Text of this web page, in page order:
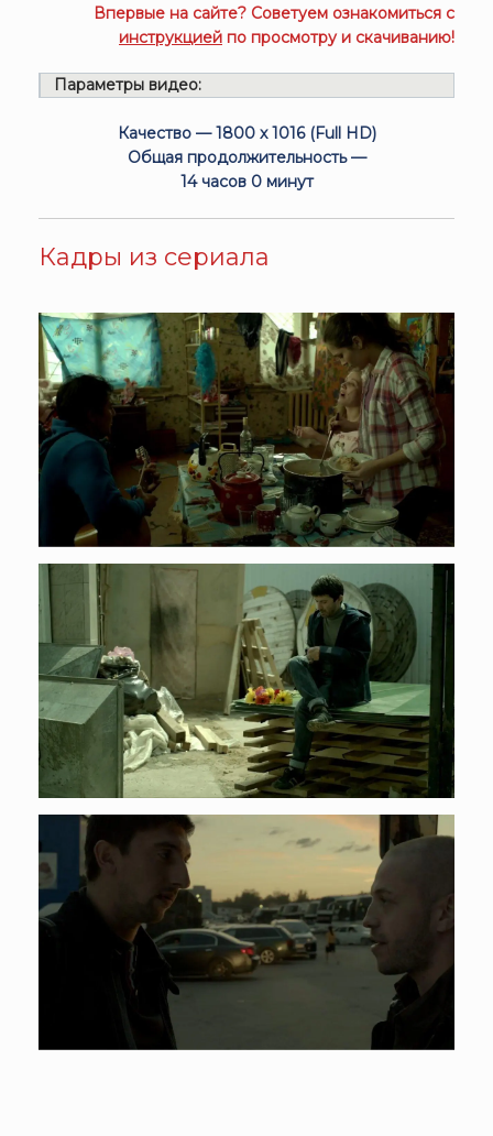
Впервые на сайте? Советуем ознакомиться с
инструкцией по просмотру и скачиванию!
Параметры видео:
Качество — 1800 x 1016 (Full HD)
Общая продолжительность —
14 часов 0 минут
Кадры из сериала